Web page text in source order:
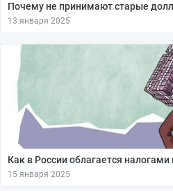
Почему не принимают старые
13 января 2025
Как в России облагается
15 января 2025